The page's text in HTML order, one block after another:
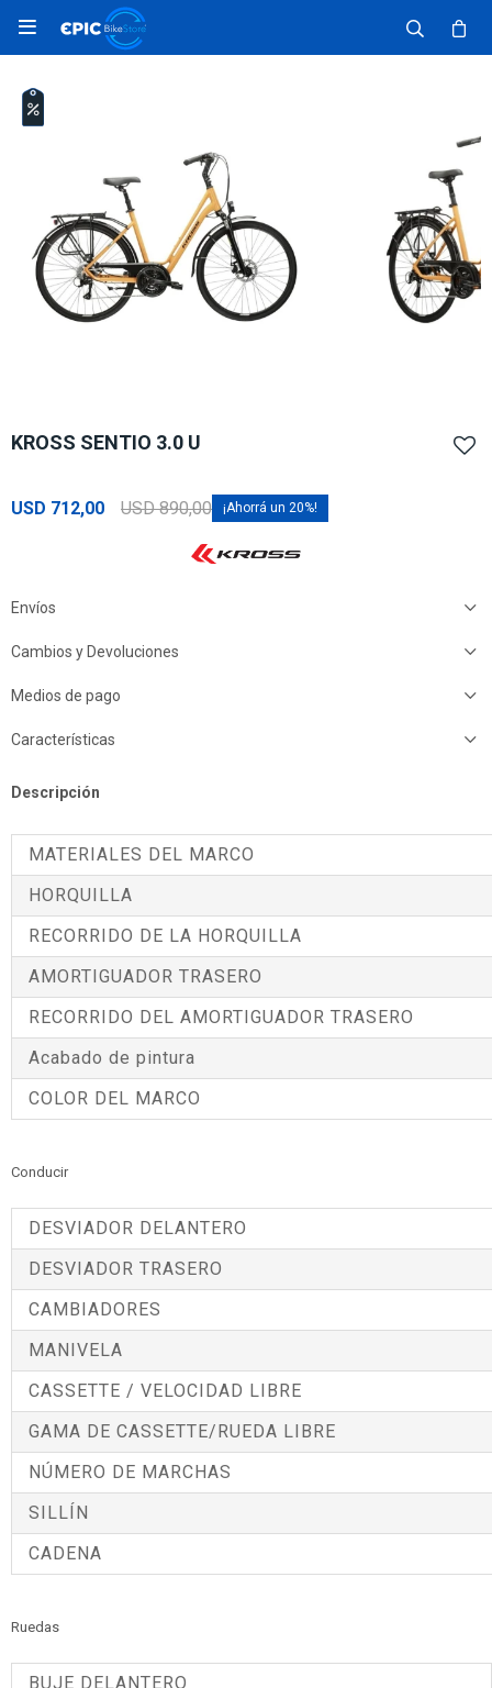

KROSS SENTIO 3.0 U
USD 712,00 USD 890,00 20
Envíos
Cambios y Devoluciones
Medios de pago
Características
Descripción
MATERIALES DEL MARCO
HORQUILLA
RECORRIDO DE LA HORQUILLA
AMORTIGUADOR TRASERO
RECORRIDO DEL AMORTIGUADOR TRASERO
Acabado de pintura
COLOR DEL MARCO
Conducir
DESVIADOR DELANTERO
DESVIADOR TRASERO
CAMBIADORES
MANIVELA
CASSETTE / VELOCIDAD LIBRE
GAMA DE CASSETTE/RUEDA LIBRE
NÚMERO DE MARCHAS
SILLÍN
CADENA
Ruedas
BUJE DELANTERO